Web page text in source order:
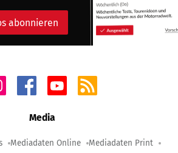
abonnieren
Media
Mediadaten Online Mediadaten Print